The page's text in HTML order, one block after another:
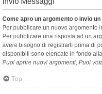
Come apro un argomento o invio
Per pubblicare un nuovo argomento
Per pubblicare una risposta ad un
avere bisogno di registrarti prima di
disponibili sono elencate in fondo
Puoi aprire nuovi argomenti, Puoi
Top